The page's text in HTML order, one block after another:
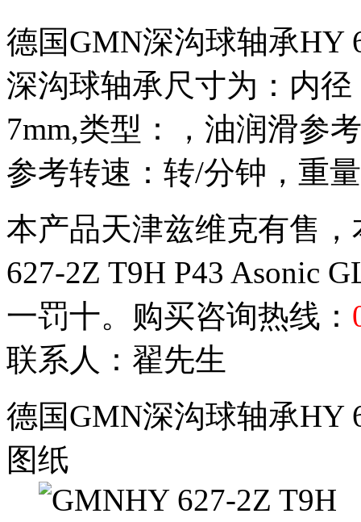
德国GMN深沟球轴承HY
深沟球轴承尺寸为：内径
7mm,类型：，油润滑参
参考转速：转/分钟，重
本产品天津兹维克有售
627-2Z T9H P43 Asonic
一罚十。购买咨询热线：
联系人：翟先生
德国GMN深沟球轴承HY
图纸